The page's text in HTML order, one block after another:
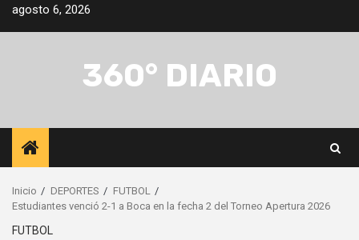
Saltar
agosto 6, 2026
360° DIARIO
Inicio DEPORTES
FUTBOL
Estudiantes venció 2-1 a Boca en la fecha 2 del Torneo Apertura 2026
FUTBOL